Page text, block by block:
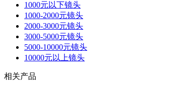
1000元以下镜头
1000-2000元镜头
2000-3000元镜头
3000-5000元镜头
5000-10000元镜头
10000元以上镜头
相关产品